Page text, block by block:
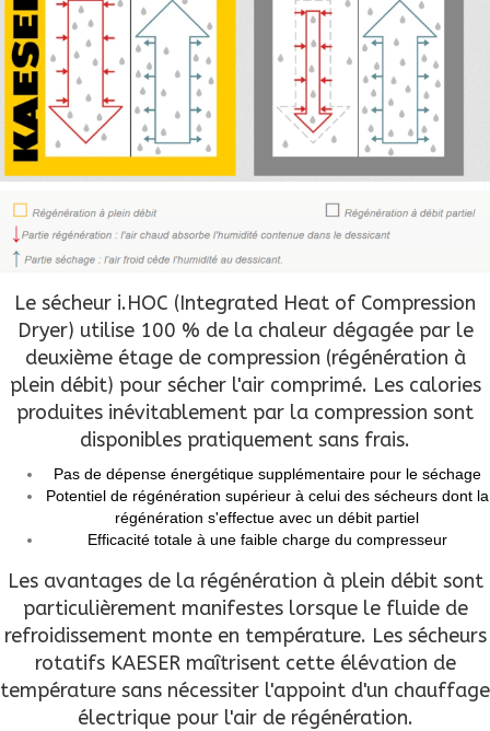
Le sécheur i.HOC (Integrated Heat of Compression
Dryer) utilise 100 % de la chaleur dégagée par le
deuxième étage de compression (régénération à
plein débit) pour sécher l'air comprimé. Les calories
produites inévitablement par la compression sont
disponibles pratiquement sans frais.
Pas de dépense énergétique supplémentaire pour le séchage
Potentiel de régénération supérieur à celui des sécheurs dont la
régénération s'effectue avec un débit partiel
Efficacité totale à une faible charge du compresseur
Les avantages de la régénération à plein débit sont
particulièrement manifestes lorsque le fluide de
refroidissement monte en température. Les sécheurs
rotatifs KAESER maîtrisent cette élévation de
température sans nécessiter l'appoint d'un chauffage
électrique pour l'air de régénération.